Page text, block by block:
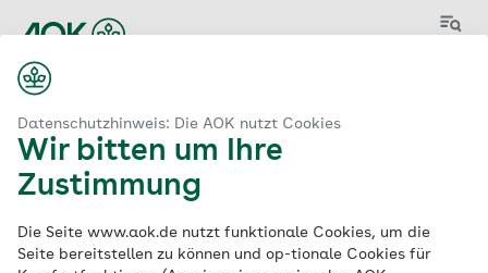
Datenschutzhinweis: Die AOK nutzt Cookies
Wir bitten um Ihre
Zustimmung
Die Seite www.aok.de nutzt funktionale Cookies, um die
Seite bereitstellen zu können und op-tionale Cookies für
Ausbildung zum
Sozialversicherungsf